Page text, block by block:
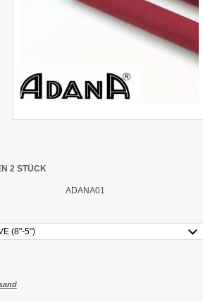
2 STÜCK
ADANA01